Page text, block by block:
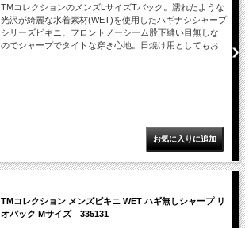
TMコレクションのメンズLサイズTバック。濡れたような
光沢が綺麗な水着素材(WET)を使用したハギナシシャープ
シリーズビキニ。フロントノーシーム股下縫い目無しな
のでシャープでタイトな穿き心地。日焼け用としてもお
TMコレクション メンズビキニ WET ハギ無しシャープ リ
オバック Mサイズ 335131